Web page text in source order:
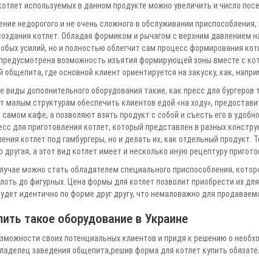
используемых в данном продукте можно увеличить и число
недорогого и не очень сложного в обслуживании
котлет. Обладая формиком и рычагом с верхним давлением
усилий, но и полностью облегчит сам процесс формирования
возможность изъятия формирующей зоны вместе с
общепита, где основной клиент ориентируется на закуску, как,
виды дополнительного оборудования такие, как пресс для
малым структурам обеспечить клиентов едой «на ходу»,
самом кафе, а позволяют взять продукт с собой и съесть его в
для приготовления котлет, который представлен в разных
котлет под гамбургеры, но и делать их, как отдельный
другая, а этот вид котлет имеет и несколько иную рецептуру
можно стать обладателем специального приспособления,
до фигурных. Цена формы для котлет позволит приобрести их
идентично по форме друг другу, что немаловажно для
такое оборудование в Украине
своих потенциальных клиентов и придя к решению о
заведения общепита,решив форма для котлет купить